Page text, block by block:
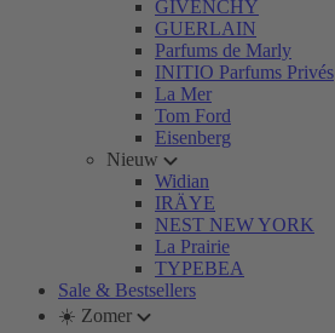
GIVENCHY
GUERLAIN
Parfums de Marly
INITIO Parfums Privés
La Mer
Tom Ford
Eisenberg
Nieuw
Widian
IRÄYE
NEST NEW YORK
La Prairie
TYPEBEA
Sale & Bestsellers
☀️ Zomer